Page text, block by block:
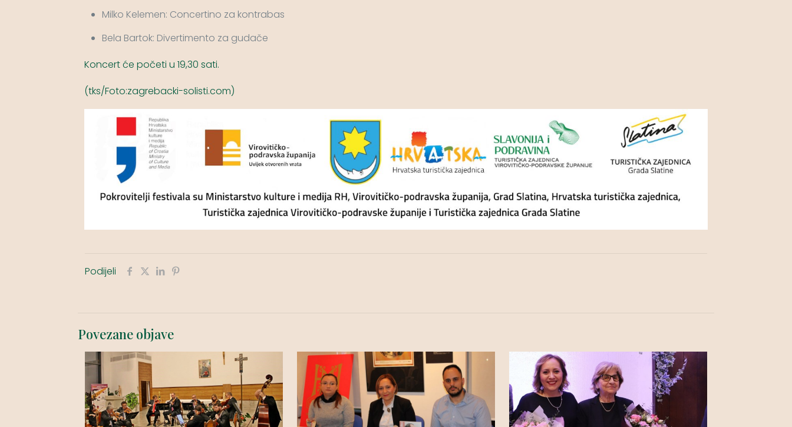
Milko Kelemen: Concertino za kontrabas
Bela Bartok: Divertimento za gudače
Koncert će početi u 19,30 sati.
(tks/Foto:zagrebacki-solisti.com)
Podijeli
Povezane objave